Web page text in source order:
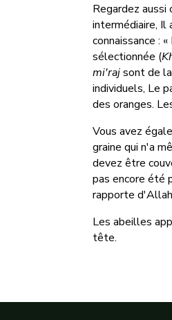
Regardez
intermédiaire, Il
connaissance :
sélectionnée (
mi'rajsont de
individuels, Le
des oranges.
Vous avez
graine qui n'a
devez être
pas encore été
rapporte
Les abeilles
tête.